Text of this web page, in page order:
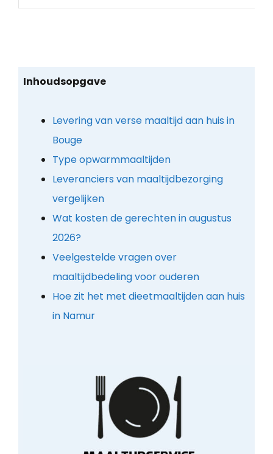
Inhoudsopgave
Levering van verse maaltijd aan huis in
Bouge
Type opwarmmaaltijden
Leveranciers van maaltijdbezorging
vergelijken
Wat kosten de gerechten in augustus
2026?
Veelgestelde vragen over
maaltijdbedeling voor ouderen
Hoe zit het met dieetmaaltijden aan huis
in Namur